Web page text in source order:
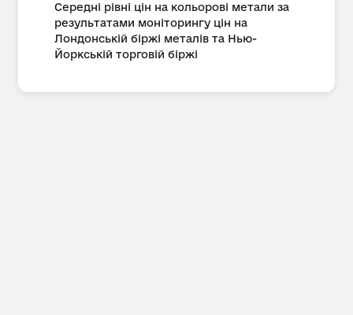
Середні рівні цін на кольорові метали за
результатами моніторингу цін на
Лондонській біржі металів та Нью-
Йоркській торговій біржі